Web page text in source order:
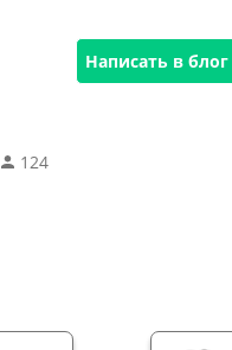
124
Написать в блог